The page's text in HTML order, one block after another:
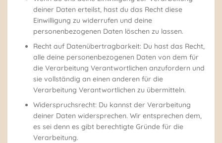
deiner Daten erteilst, hast du das Recht diese
Einwilligung zu widerrufen und deine
personenbezogenen Daten löschen zu lassen.
Recht auf Datenübertragbarkeit: Du hast das Recht,
alle deine personenbezogenen Daten von dem für
die Verarbeitung Verantwortlichen anzufordern und
sie vollständig an einen anderen für die
Verarbeitung Verantwortlichen zu übermitteln.
Widerspruchsrecht: Du kannst der Verarbeitung
deiner Daten widersprechen. Wir entsprechen dem,
es sei denn es gibt berechtigte Gründe für die
Verarbeitung.